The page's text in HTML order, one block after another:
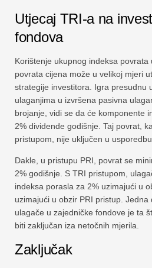
Utjecaj TRI-a na
fondova
Korištenje ukupnog indeksa povrata
povrata cijena može u velikoj mjeri
strategije investitora. Igra presudnu
ulaganjima u izvršena pasivna
brojanje, vidi se da će komponente
2% dividende godišnje. Taj povrat,
pristupom, nije uključen u
Dakle, u pristupu PRI, povrat se
2% godišnje. S TRI pristupom,
indeksa porasla za 2% uzimajući u
uzimajući u obzir PRI pristup.
ulagače u zajedničke fondove je ta
biti zaključan iza netočnih mjerila.
Zaključak